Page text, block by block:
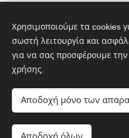
Instagram
Katerina
Χρησιμοποιούμε τα cookies
σωστή λειτουργία και
για να σας προσφέρουμε
χρήσης.
Αποδοχή μόνο των
Αποδοχή όλων